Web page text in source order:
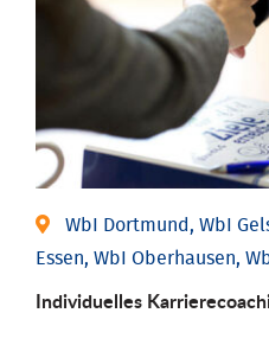
WbI Dortmund, WbI
Essen, WbI Oberhausen,
Individu­elles